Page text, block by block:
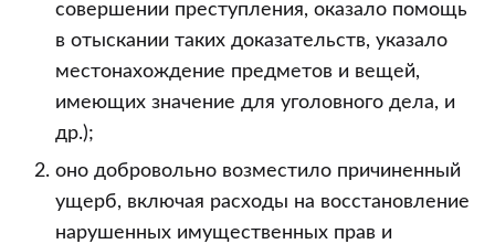
совершении преступления, оказало помощь
в отыскании таких доказательств, указало
местонахождение предметов и вещей,
имеющих значение для уголовного дела, и
др.);
оно добровольно возместило причиненный
ущерб, включая расходы на восстановление
нарушенных имущественных прав и